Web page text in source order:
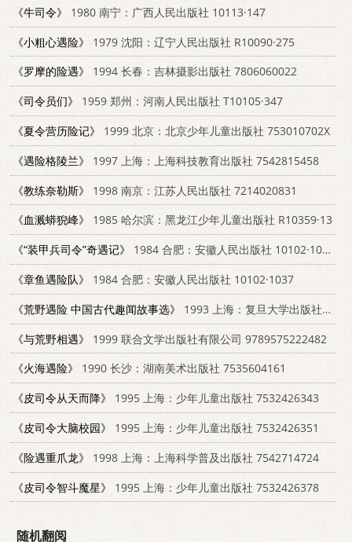
《牛司令》
1980 南宁：广西人民出版社 10113·147
《小粗心遇险》
1979 沈阳：辽宁人民出版社 R10090·275
《罗摩的险遇》
1994 长春：吉林摄影出版社 7806060022
《司令员们》
1959 郑州：河南人民出版社 T10105·347
《夏令营历险记》
1999 北京：北京少年儿童出版社 753010702X
《遇险格陵兰》
1997 上海：上海科技教育出版社 7542815458
《教练奈勒斯》
1998 南京：江苏人民出版社 7214020831
《血溅蟒猊峰》
1985 哈尔滨：黑龙江少年儿童出版社 R10359·13
《“装甲兵司令”奇遇记》
1984 合肥：安徽人民出版社 10102·1058
《章鱼遇险队》
1984 合肥：安徽人民出版社 10102·1037
《荒野遇险 中国古代趣闻故事选》
1993 上海：复旦大学出版社 7309011740
《与荒野相遇》
1999 联合文学出版社有限公司 9789575222482
《火海遇险》
1990 长沙：湖南美术出版社 7535604161
《皮司令从天而降》
1995 上海：少年儿童出版社 7532426343
《皮司令大脑校园》
1995 上海：少年儿童出版社 7532426351
《险遇重爪龙》
1998 上海：上海科学普及出版社 7542714724
《皮司令智斗魔星》
1995 上海：少年儿童出版社 7532426378
随机翻阅